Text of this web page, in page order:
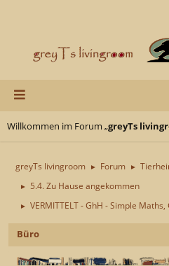
Willkommen im Forum „greyTs
greyTs livingroom ► Forum ►
► 5.4. Zu Hause angekommen
► VERMITTELT - GhH - Simple
Büro